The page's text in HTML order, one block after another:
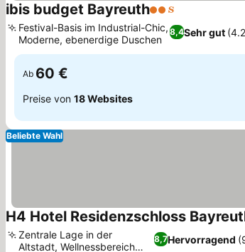
ibis budget Bayreuth2 Sterne
8,4Sehr gut
Festival-Basis im Industrial-Chic,
Moderne, ebenerdige Duschen
Ab 60 €
Preise von 18 Websites
Beliebte Wahl
H4 Hotel Residenzschloss
8,7Hervorragend
Zentrale Lage in der
Altstadt, Wellnessbereich